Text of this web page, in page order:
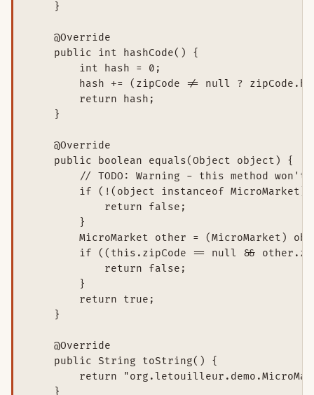
    }
    @Override
    public int hashCode() {
        int hash = 0;
hash += (zipCode != null ?
        return hash;
    }
    @Override
    public boolean equals(Object object) {
// TODO: Warning - this method
if (!(object instanceof
            return false;
        }
MicroMarket other = (MicroMarket)
if ((this.zipCode == null &&
            return false;
        }
        return true;
    }
    @Override
    public String toString() {
return
    }